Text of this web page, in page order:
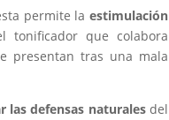
permite la estimulación
tonificador que colabora
presentan tras una mala
las defensas naturalesdel